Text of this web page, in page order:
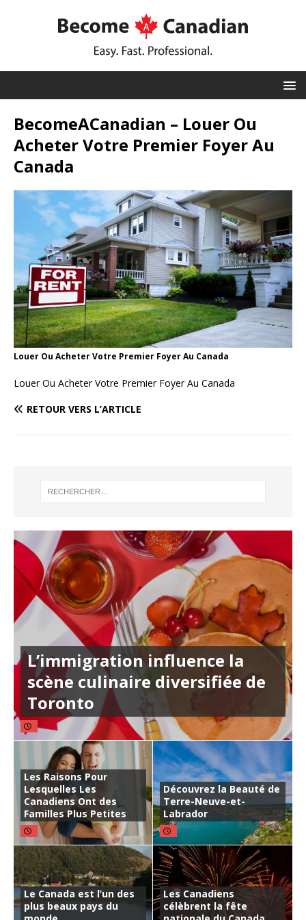
BecomeACanadian – Louer Ou
Acheter Votre Premier Foyer Au
Canada
Louer Ou Acheter Votre Premier Foyer Au Canada
Louer Ou Acheter Votre Premier Foyer Au Canada
RETOUR VERS L’ARTICLE
L’immigration influence la
scène culinaire diversifiée de
Toronto
Les Raisons Pour
Lesquelles Les
Canadiens Ont des
Familles Plus Petites
Découvrez la Beauté de
Terre-Neuve-et-
Labrador
Le Canada est l’un des
plus beaux pays du
Les Canadiens
célèbrent la fête